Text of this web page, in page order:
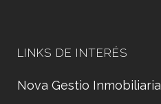
LINKS DE INTERÉS
Nova Gestio Inmobiliaria